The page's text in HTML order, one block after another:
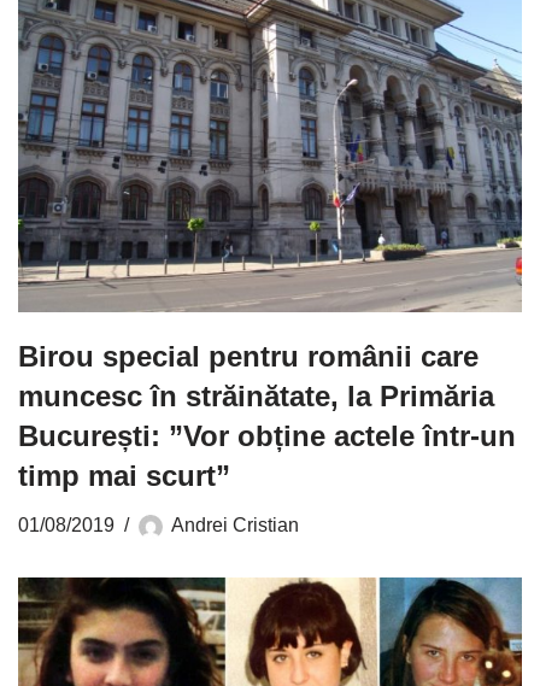
Birou special pentru românii care
muncesc în străinătate, la Primăria
București: ”Vor obține actele într-un
timp mai scurt”
01/08/2019 Andrei Cristian